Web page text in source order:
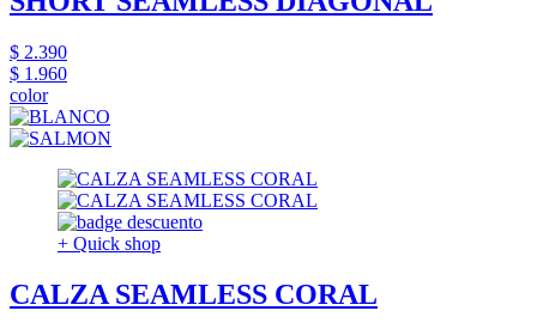
$ 2.390
$ 1.960
color
+ Quick shop
CALZA SEAMLESS CORAL